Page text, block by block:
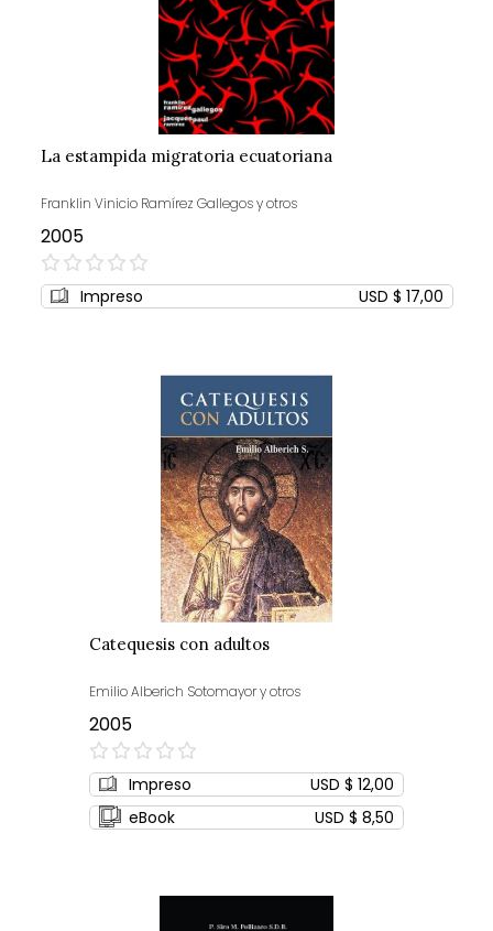
La estampida migratoria ecuatoriana
Franklin Vinicio Ramírez Gallegos y otros
2005
0%
Impreso USD $ 17,00
Catequesis con adultos
Emilio Alberich Sotomayor y otros
2005
0%
Impreso
USD $ 12,00
eBook
USD $ 8,50